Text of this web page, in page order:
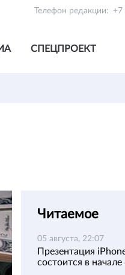
Телефон редакции: +7
СПЕЦПРОЕКТ
Читаемое
05 августа, 22:07
Презентация
состоится в